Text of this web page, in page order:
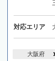
対応エリア
大阪府